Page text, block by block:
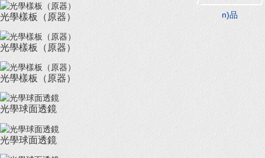
n)品
光學樣板（原器）
光學樣板（原器）
光學樣板（原器）
光學球面透鏡
光學球面透鏡